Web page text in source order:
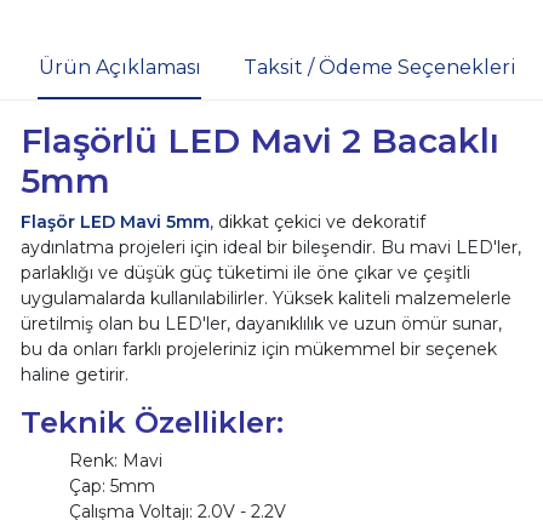
Ürün Açıklaması Taksit / Ödeme Seçenekleri
Flaşörlü LED Mavi 2 Bacaklı
5mm
Flaşör LED Mavi 5mm, dikkat çekici ve dekoratif
aydınlatma projeleri için ideal bir bileşendir. Bu mavi LED'ler,
parlaklığı ve düşük güç tüketimi ile öne çıkar ve çeşitli
uygulamalarda kullanılabilirler. Yüksek kaliteli malzemelerle
üretilmiş olan bu LED'ler, dayanıklılık ve uzun ömür sunar,
bu da onları farklı projeleriniz için mükemmel bir seçenek
haline getirir.
Teknik Özellikler:
Renk: Mavi
Çap: 5mm
Çalışma Voltajı: 2.0V - 2.2V